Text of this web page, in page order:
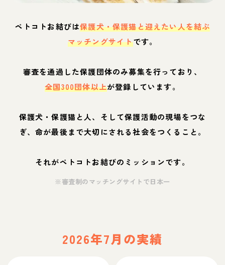
ペトコトお結びは保護犬・保護猫と迎えたい人を結ぶ
マッチングサイトです。
審査を通過した保護団体のみ募集を行っており、
全国300団体以上が登録しています。
保護犬・保護猫と人、そして保護活動の現場をつな
ぎ、命が最後まで大切にされる社会をつくること。
それがペトコトお結びのミッションです。
※審査制のマッチングサイトで日本一
2026年7月の実績